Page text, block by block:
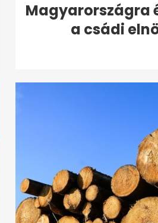
Magyarországra
a csádi